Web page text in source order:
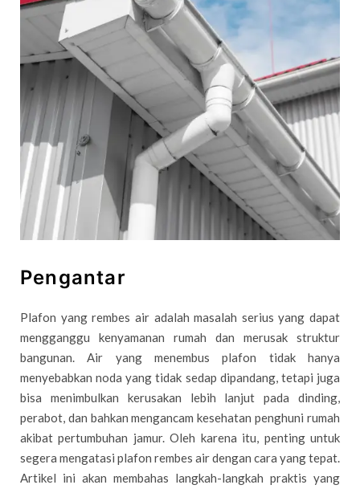
Pengantar
Plafon yang rembes air adalah masalah serius yang dapat
mengganggu kenyamanan rumah dan merusak struktur
bangunan. Air yang menembus plafon tidak hanya
menyebabkan noda yang tidak sedap dipandang, tetapi juga
bisa menimbulkan kerusakan lebih lanjut pada dinding,
perabot, dan bahkan mengancam kesehatan penghuni rumah
akibat pertumbuhan jamur. Oleh karena itu, penting untuk
segera mengatasi plafon rembes air dengan cara yang tepat.
Artikel ini akan membahas langkah-langkah praktis yang